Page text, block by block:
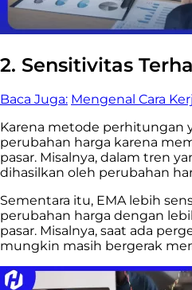
2. Sensitivitas
Baca Juga: Mengenal Cara
Karena metode perhitungan
perubahan harga karena
pasar. Misalnya, dalam tren
dihasilkan oleh perubahan
Sementara itu, EMA lebih
perubahan harga dengan
pasar. Misalnya, saat ada
mungkin masih bergerak